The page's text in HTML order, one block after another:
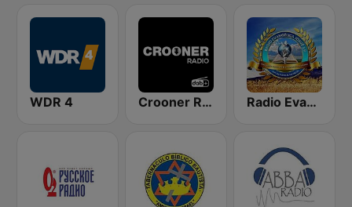
WDR 4 Crooner Radio Radio Evangélica Josué